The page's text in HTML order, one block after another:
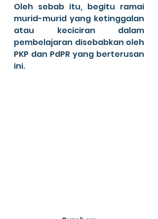
Oleh sebab itu, begitu ramai
murid-murid yang ketinggalan
atau keciciran dalam
pembelajaran disebabkan oleh
PKP dan PdPR yang berterusan
ini.